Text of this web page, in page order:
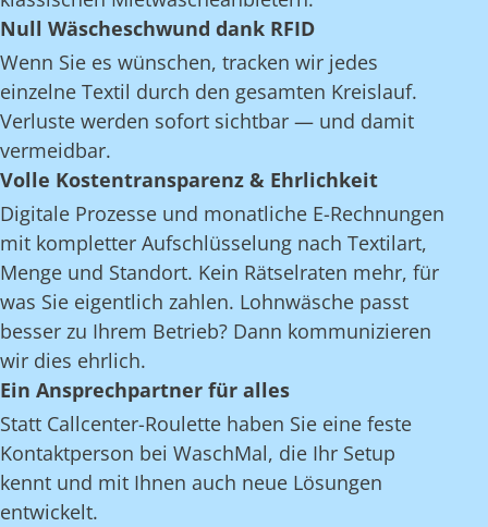
Null Wäscheschwund dank RFID
Wenn Sie es wünschen, tracken wir jedes
einzelne Textil durch den gesamten Kreislauf.
Verluste werden sofort sichtbar — und damit
vermeidbar.
Volle Kostentransparenz & Ehrlichkeit
Digitale Prozesse und monatliche E-Rechnungen
mit kompletter Aufschlüsselung nach Textilart,
Menge und Standort. Kein Rätselraten mehr, für
was Sie eigentlich zahlen. Lohnwäsche passt
besser zu Ihrem Betrieb? Dann kommunizieren
wir dies ehrlich.
Ein Ansprechpartner für alles
Statt Callcenter-Roulette haben Sie eine feste
Kontaktperson bei WaschMal, die Ihr Setup
kennt und mit Ihnen auch neue Lösungen
entwickelt.